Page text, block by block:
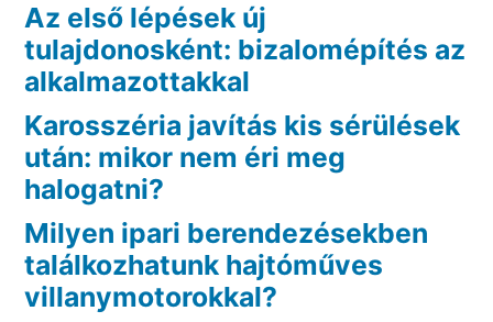
Az első lépések új
tulajdonosként: bizalomépítés az
alkalmazottakkal
Karosszéria javítás kis sérülések
után: mikor nem éri meg
halogatni?
Milyen ipari berendezésekben
találkozhatunk hajtóműves
villanymotorokkal?